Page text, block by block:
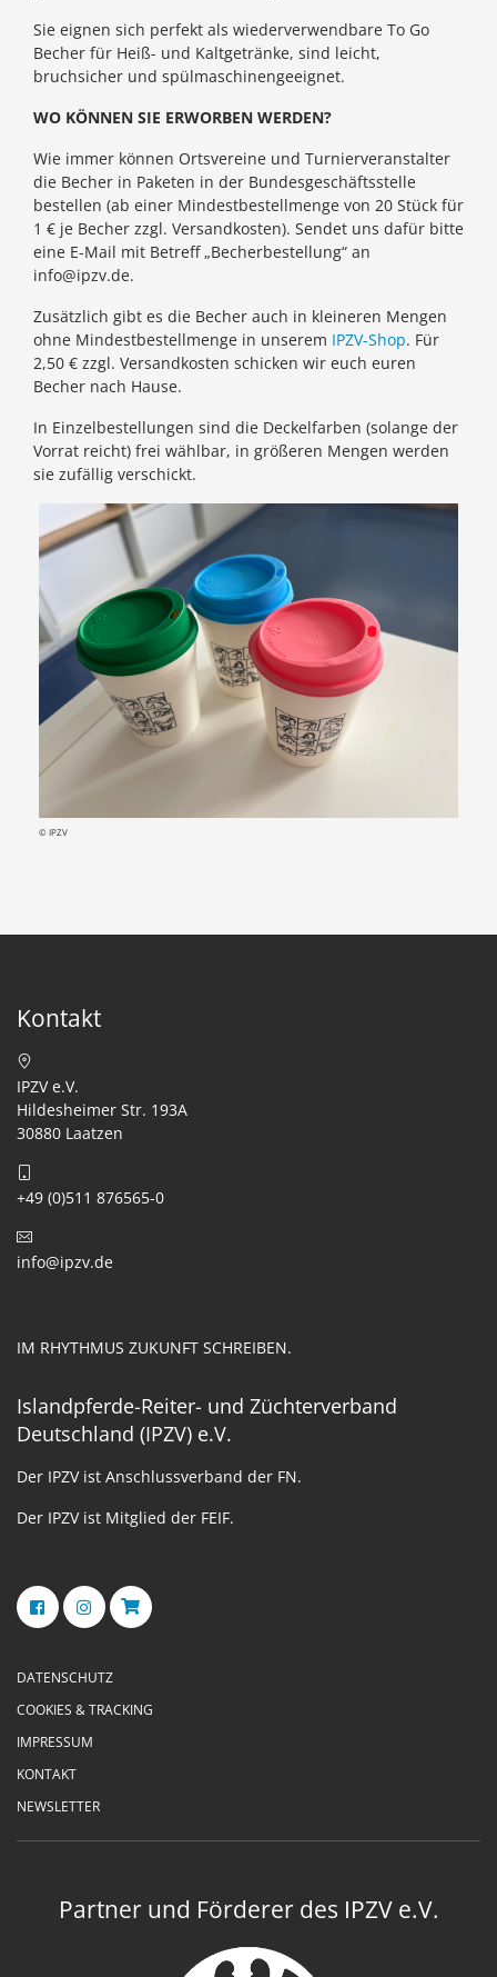
Sie eignen sich perfekt als wiederverwendbare To Go
Becher für Heiß- und Kaltgetränke, sind leicht,
bruchsicher und spülmaschinengeeignet.
WO KÖNNEN SIE ERWORBEN WERDEN?
Wie immer können Ortsvereine und Turnierveranstalter
die Becher in Paketen in der Bundesgeschäftsstelle
bestellen (ab einer Mindestbestellmenge von 20 Stück für
1 € je Becher zzgl. Versandkosten). Sendet uns dafür bitte
eine E-Mail mit Betreff „Becherbestellung“ an
info@ipzv.de.
Zusätzlich gibt es die Becher auch in kleineren Mengen
ohne Mindestbestellmenge in unserem IPZV-Shop. Für
2,50 € zzgl. Versandkosten schicken wir euch euren
Becher nach Hause.
In Einzelbestellungen sind die Deckelfarben (solange der
Vorrat reicht) frei wählbar, in größeren Mengen werden
sie zufällig verschickt.
© IPZV
Kontakt
IPZV e.V.
Hildesheimer Str. 193A
30880 Laatzen
+49 (0)511 876565-0
info@ipzv.de
IM RHYTHMUS ZUKUNFT SCHREIBEN.
Islandpferde-Reiter- und Züchterverband
Deutschland (IPZV) e.V.
Der IPZV ist Anschlussverband der FN.
Der IPZV ist Mitglied der FEIF.
DATENSCHUTZ
COOKIES & TRACKING
IMPRESSUM
KONTAKT
NEWSLETTER
Partner und Förderer des IPZV e.V.